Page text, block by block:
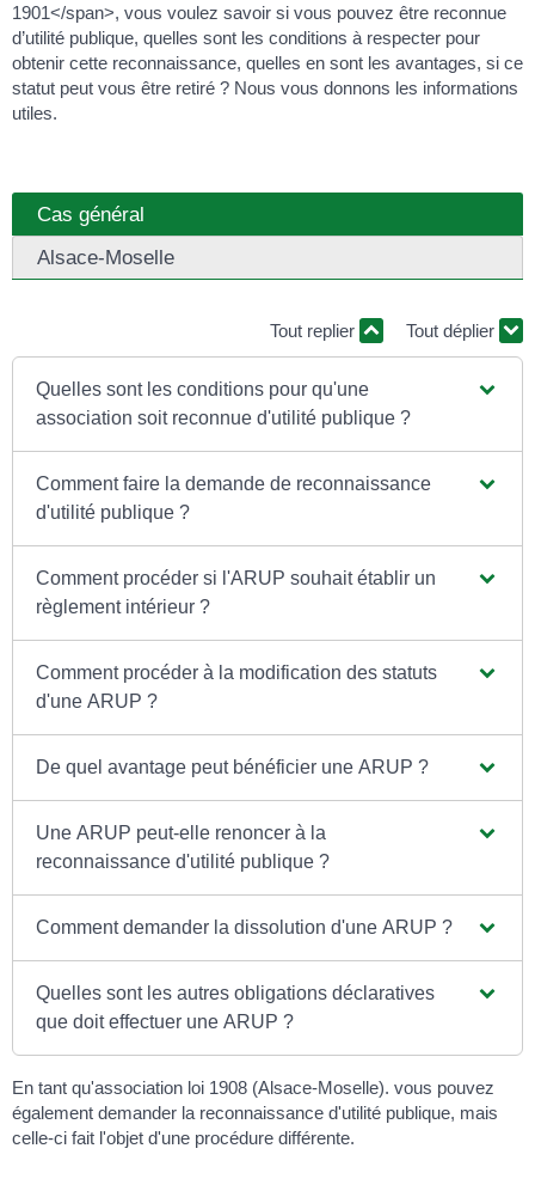
1901</span>, vous voulez savoir si vous pouvez être reconnue
d’utilité publique, quelles sont les conditions à respecter pour
obtenir cette reconnaissance, quelles en sont les avantages, si ce
statut peut vous être retiré ? Nous vous donnons les informations
utiles.
Cas général
Alsace-Moselle
Tout replier Tout déplier
Quelles sont les conditions pour qu'une
association soit reconnue d'utilité publique ?
Comment faire la demande de reconnaissance
d'utilité publique ?
Comment procéder si l'ARUP souhait établir un
règlement intérieur ?
Comment procéder à la modification des statuts
d'une ARUP ?
De quel avantage peut bénéficier une ARUP ?
Une ARUP peut-elle renoncer à la
reconnaissance d'utilité publique ?
Comment demander la dissolution d'une ARUP ?
Quelles sont les autres obligations déclaratives
que doit effectuer une ARUP ?
En tant qu'association loi 1908 (Alsace-Moselle). vous pouvez
également demander la reconnaissance d'utilité publique, mais
celle-ci fait l'objet d'une procédure différente.